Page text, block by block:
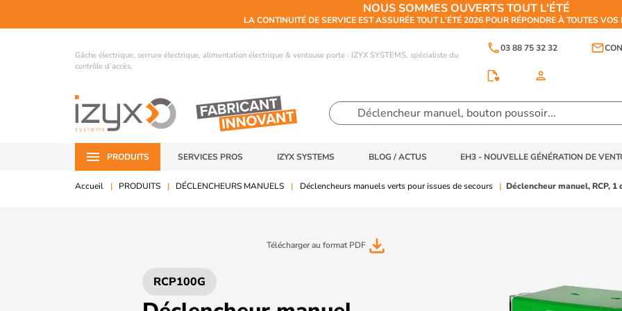
NOUS SOMMES OUVERTS TOUT L'ÉTÉ
LA CONTINUITÉ DE SERVICE EST ASSURÉE TOUT L'ÉTÉ 2026 POUR RÉPONDRE À TOUTES
Gâche électrique, serrure électrique, alimentation électrique & ventouse porte : IZYX SYSTEMS, spécialiste du
contrôle d’accès.
phone03 88 75 32 32 email
person
PRODUITS SERVICES PROS IZYX SYSTEMS BLOG / ACTUS EH3 - NOUVELLE GÉNÉRATION DE
Accueil PRODUITS DÉCLENCHEURS MANUELS Déclencheurs manuels verts pour issues de secours Déclencheur manuel, RCP, 1
Télécharger au format PDF file_download
RCP100G